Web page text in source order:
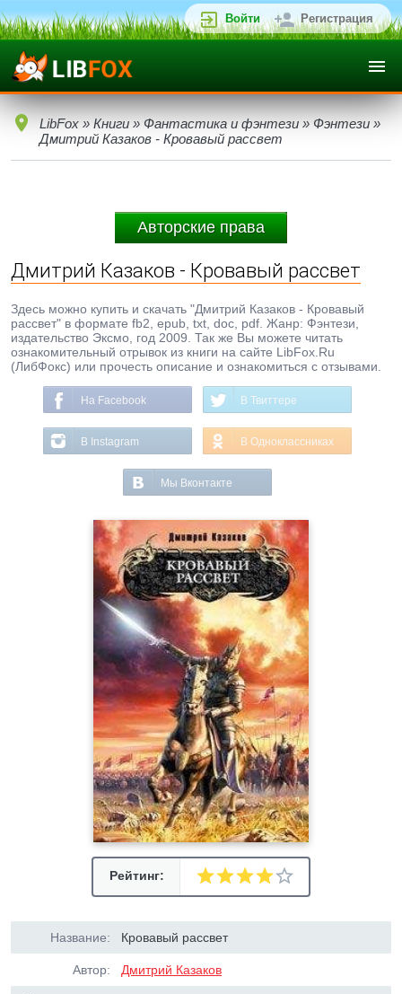
Войти Регистрация
LibFox » Книги » Фантастика и фэнтези » Фэнтези »
Дмитрий Казаков - Кровавый рассвет
Авторские права
Дмитрий Казаков - Кровавый рассвет
Здесь можно купить и скачать "Дмитрий Казаков - Кровавый
рассвет" в формате fb2, epub, txt, doc, pdf. Жанр: Фэнтези,
издательство Эксмо, год 2009. Так же Вы можете читать
ознакомительный отрывок из книги на сайте LibFox.Ru
(ЛибФокс) или прочесть описание и ознакомиться с отзывами.
На Facebook В Твиттере
В Instagram В Одноклассниках
Мы Вконтакте
Рейтинг:
Название: Кровавый рассвет
Автор: Дмитрий Казаков